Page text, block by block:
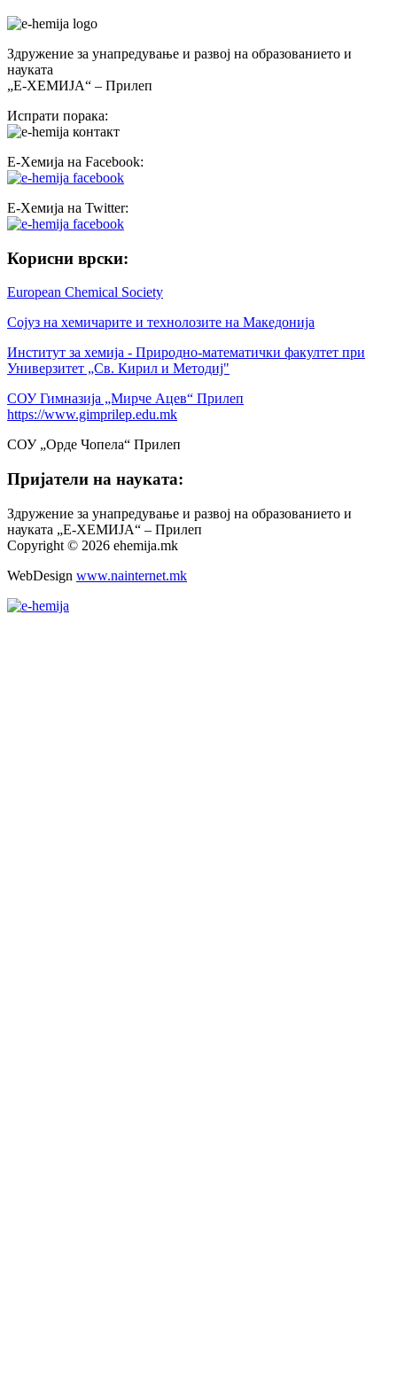
Здружение за унапредување и развој на образованието и
науката
„Е-ХЕМИЈА“ – Прилеп
Испрати порака:
Е-Хемија на Facebook:
Е-Хемија на Twitter:
Корисни врски:
European Chemical Society
Сојуз на хемичарите и технолозите на Македонија
Институт за хемија - Природно-математички факултет при
Универзитет „Св. Кирил и Методиј"
СОУ Гимназија „Мирче Ацев“ Прилеп
https://www.gimprilep.edu.mk
СОУ „Орде Чопела“ Прилеп
Пријатели на науката:
Здружение за унапредување и развој на образованието и
науката „Е-ХЕМИЈА“ – Прилеп
Copyright © 2026 ehemija.mk
WebDesign www.nainternet.mk